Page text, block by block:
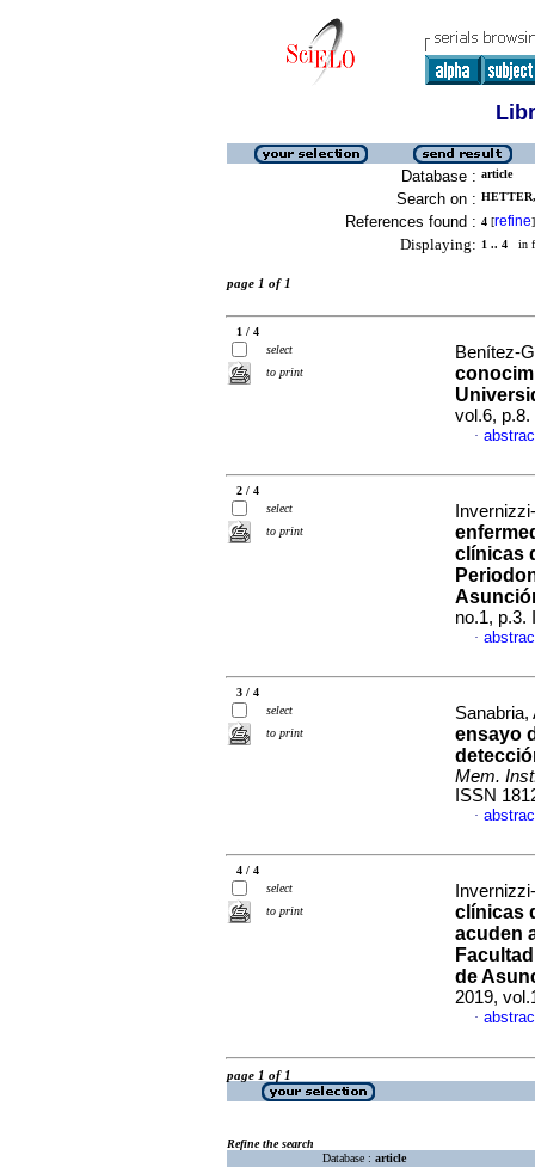
Database : article
Search on :
References found : 4 [refine]
Displaying: 1 .. 4 in
page 1 of 1
1 / 4
select
to print
Benítez-
vol.6, p.8.
·
2 / 4
select
to print
clínicas
no.1, p.3.
·
3 / 4
select
to print
ensayo
Mem.
ISSN
·
4 / 4
select
to print
clínicas
acuden
de
2019,
·
page 1 of 1
Refine the search
Database : article